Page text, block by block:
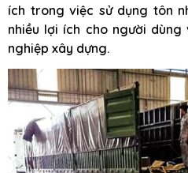
ích trong việc sử dụng tôn
nhiều lợi ích cho người
nghiệp xây dựng.